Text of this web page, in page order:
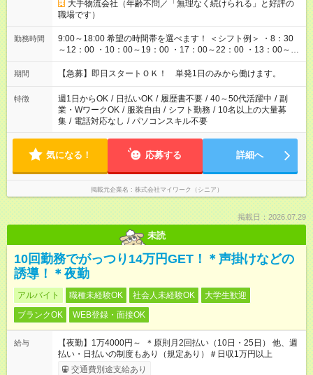
大手物流会社（年齢不問／「無理なく続けられる」と好評の
職場です）
勤務時間
9:00～18:00 希望の時間帯を選べます！ ＜シフト例＞ ・8：30
～12：00 ・10：00～19：00 ・17：00～22：00 ・13：00～
22：00 ・22：00～翌6：00 など
期間 【急募】即日スタートＯＫ！ 単発1日のみから働けます。
特徴 週1日からOK / 日払いOK / 履歴書不要 / 40～50代活躍中 / 副
業・WワークOK / 服装自由 / シフト勤務 / 10名以上の大量募
集 / 電話対応なし / パソコンスキル不要
気になる！ 応募する 詳細へ
掲載元企業名 株式会社マイワーク（シニア）
掲載日：2026.07.29
未読
10回勤務でがっつり14万円GET！＊声掛けなどの
誘導！＊夜勤
アルバイト 職種未経験OK 社会人未経験OK
大学生歓迎
ブランクOK
WEB登録・面接OK
給与
【夜勤】1万4000円～ ＊原則月2回払い（10日・25日） 他、週
払い・日払いの制度もあり（規定あり）＃日収1万円以上
交通費別途支給あり